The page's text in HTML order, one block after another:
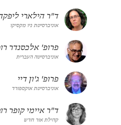
ד"ר הילארי
אוניברסיטת ניו מקסיקו
פרופ' אלכסנדר
אוניברסיטה העברית
פרופ' ג'ון דיי
אוניברסיטת אוקספורד
ד"ר איימי קופר
קהילת אור חדש